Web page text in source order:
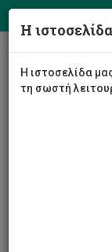
Η
Η ιστοσελίδα
τη σωστή